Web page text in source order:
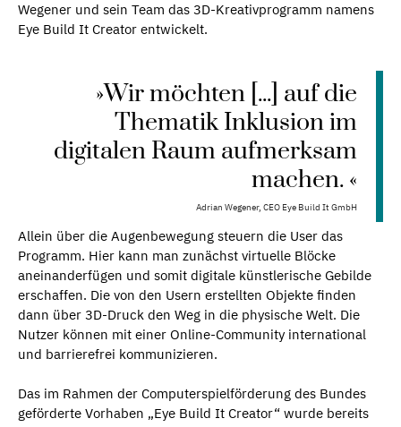
Wegener und sein Team das 3D-Kreativprogramm namens
Eye Build It Creator entwickelt.
»Wir möchten [...] auf die
Thematik Inklusion im
digitalen Raum aufmerksam
machen. «
Adrian Wegener, CEO Eye Build It GmbH
Allein über die Augenbewegung steuern die User das
Programm. Hier kann man zunächst virtuelle Blöcke
aneinanderfügen und somit digitale künstlerische Gebilde
erschaffen. Die von den Usern erstellten Objekte finden
dann über 3D-Druck den Weg in die physische Welt. Die
Nutzer können mit einer Online-Community international
und barrierefrei kommunizieren.
Das im Rahmen der Computerspielförderung des Bundes
geförderte Vorhaben „Eye Build It Creator“ wurde bereits